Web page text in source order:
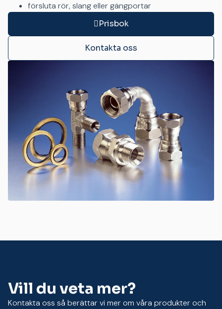
försluta rör, slang eller gängportar
Prisbok
Kontakta oss
Vill du veta mer?
Kontakta oss så berättar vi mer om våra produkter och